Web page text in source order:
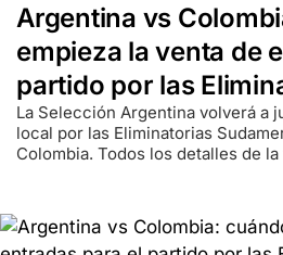
Argentina vs
empieza la venta de
partido por las
La Selección Argentina volverá a
local por las Eliminatorias
Colombia. Todos los detalles de